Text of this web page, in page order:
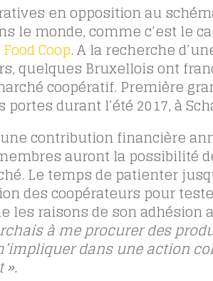
en opposition au
le monde, comme c’est le
Coop. A la recherche
quelques Bruxellois ont
coopératif. Première
durant l’été 2017, à
contribution financière
auront la possibilité
Le temps de patienter
des coopérateurs pour
les raisons de son adhésion
à me procurer des
dans une action
».